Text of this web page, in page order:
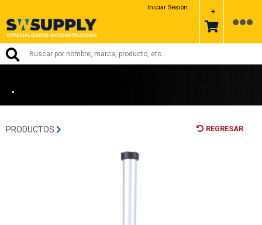
Iniciar Sesión +
•
PRODUCTOS REGRESAR